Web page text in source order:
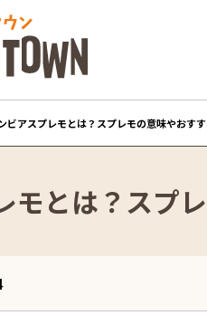
ビアスプレモとは？スプレモの意味やおす
モとは？スプ